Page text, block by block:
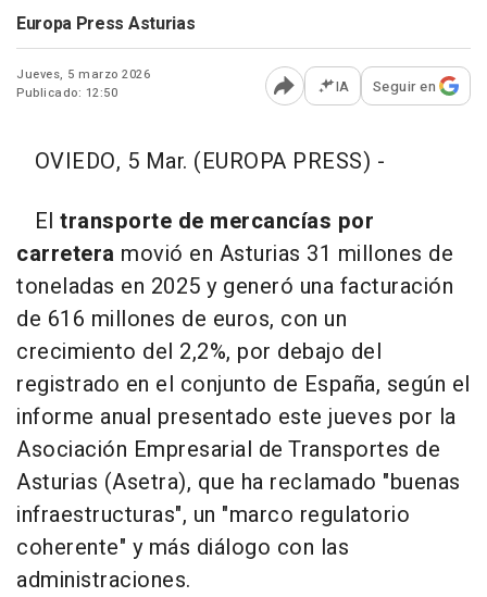
Europa Press Asturias
Jueves, 5 marzo 2026
Publicado: 12:50
Abrir opciones para
IA Seguir en
OVIEDO, 5 Mar. (EUROPA PRESS) -
El transporte de mercancías por
carretera movió en Asturias 31 millones de
toneladas en 2025 y generó una facturación
de 616 millones de euros, con un
crecimiento del 2,2%, por debajo del
registrado en el conjunto de España, según el
informe anual presentado este jueves por la
Asociación Empresarial de Transportes de
Asturias (Asetra), que ha reclamado "buenas
infraestructuras", un "marco regulatorio
coherente" y más diálogo con las
administraciones.